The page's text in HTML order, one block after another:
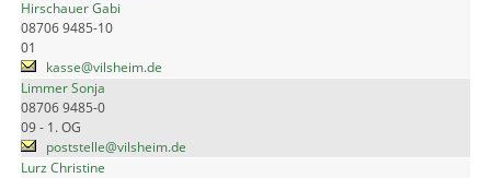
Hirschauer Gabi
08706 9485-10
01
kasse@vilsheim.de
Limmer Sonja
08706 9485-0
09 - 1. OG
poststelle@vilsheim.de
Lurz Christine